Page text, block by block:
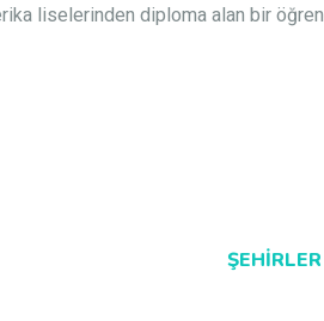
liselerinden diploma alan bir
ŞEHIRLER